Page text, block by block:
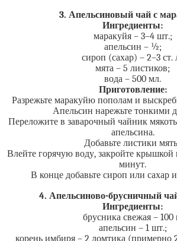
3. Апельсиновый чай с
Ингредиенты:
маракуйя – 3–4 шт.;
апельсин – ½;
сироп (сахар) – 2–3 ст.
мята – 5 листиков;
вода – 500 мл.
Приготовление:
Разрежьте маракуйю пополам и
Апельсин нарежьте тонкими
Переложите в заварочный чайник
апельсина.
Добавьте листики
Влейте горячую воду, закройте крышкой
минут.
В конце добавьте сироп или сахар
4. Апельсиново-брусничный
Ингредиенты:
брусника свежая – 100
апельсин – 1 шт.;
корень имбиря – 2 ломтика (примерно